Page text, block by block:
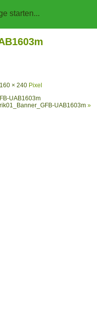
160 × 240Pixel
UAB1603m
UAB1603m »